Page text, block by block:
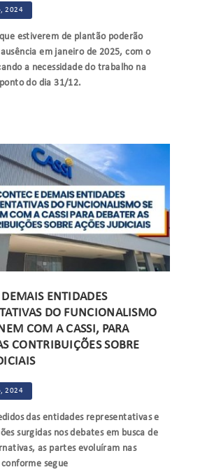
2024
estiverem de plantão poderão
em janeiro de 2025, com o
a necessidade do trabalho na
do dia 31/12.
ENTIDADES
DO FUNCIONALISMO
COM A CASSI, PARA
CONTRIBUIÇÕES SOBRE
2024
das entidades representativas e
surgidas nos debates em busca de
as partes evoluíram nas
segue